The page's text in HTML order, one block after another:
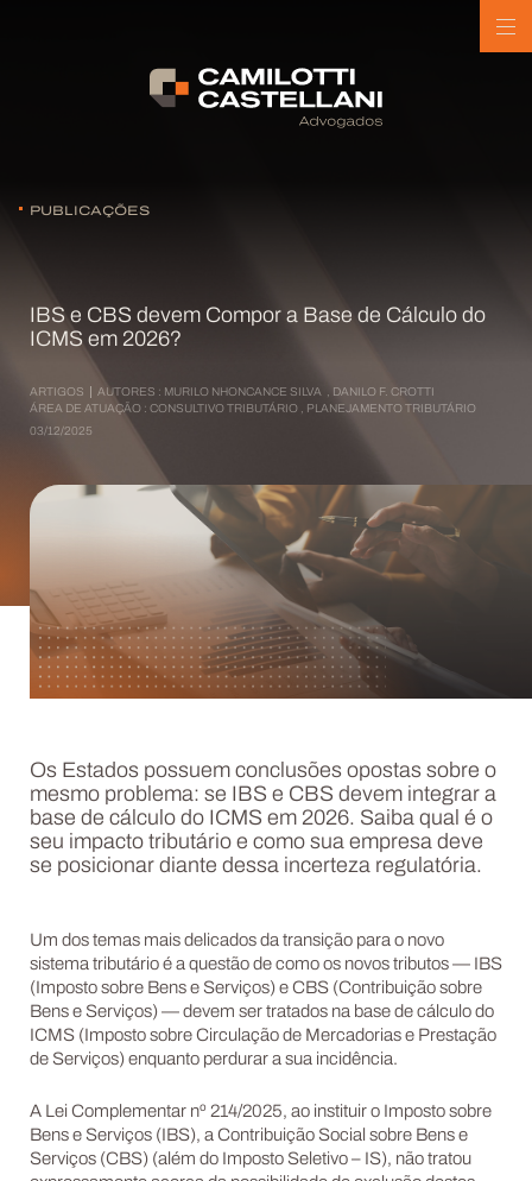
PUBLICAÇÕES
IBS e CBS devem Compor a Base de Cálculo do
ICMS em 2026?
ARTIGOS AUTORES : MURILO NHONCANCE SILVA , DANILO F. CROTTI
ÁREA DE ATUAÇÃO : CONSULTIVO TRIBUTÁRIO , PLANEJAMENTO TRIBUTÁRIO
03/12/2025
Os Estados possuem conclusões opostas sobre o
mesmo problema: se IBS e CBS devem integrar a
base de cálculo do ICMS em 2026. Saiba qual é o
seu impacto tributário e como sua empresa deve
se posicionar diante dessa incerteza regulatória.
Um dos temas mais delicados da transição para o novo
sistema tributário é a questão de como os novos tributos — IBS
(Imposto sobre Bens e Serviços) e CBS (Contribuição sobre
Bens e Serviços) — devem ser tratados na base de cálculo do
ICMS (Imposto sobre Circulação de Mercadorias e Prestação
de Serviços) enquanto perdurar a sua incidência.
A Lei Complementar nº 214/2025, ao instituir o Imposto sobre
Bens e Serviços (IBS), a Contribuição Social sobre Bens e
Serviços (CBS) (além do Imposto Seletivo – IS), não tratou